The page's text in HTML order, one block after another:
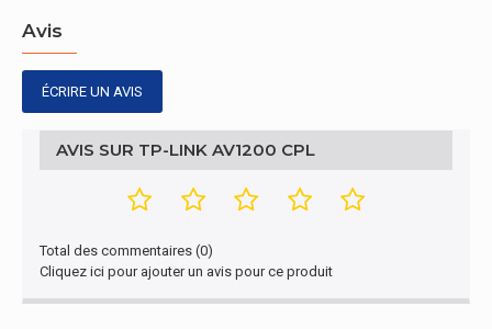
Conditions environnementales
Température
Température
hors
fonctionnement
-40 - 158 °C
Consommation
d'énergie
5 W
Avis
ÉCRIRE UN AVIS
AVIS SUR TP-LINK AV1200 CPL
Total des commentaires (0)
Cliquez ici pour ajouter un avis pour ce produit